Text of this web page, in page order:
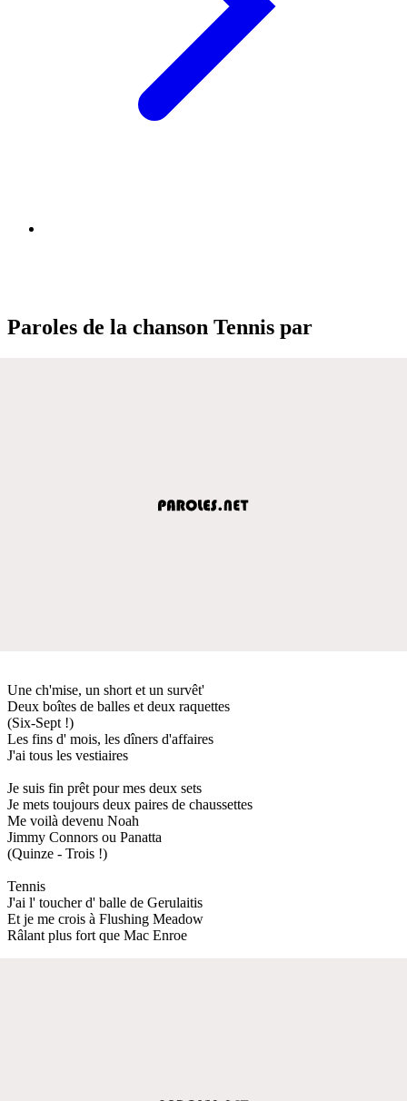
Paroles de la chanson Tennis par
Une ch'mise, un short et un survêt'
Deux boîtes de balles et deux raquettes
(Six-Sept !)
Les fins d' mois, les dîners d'affaires
J'ai tous les vestiaires
Je suis fin prêt pour mes deux sets
Je mets toujours deux paires de chaussettes
Me voilà devenu Noah
Jimmy Connors ou Panatta
(Quinze - Trois !)
Tennis
J'ai l' toucher d' balle de Gerulaitis
Et je me crois à Flushing Meadow
Râlant plus fort que Mac Enroe